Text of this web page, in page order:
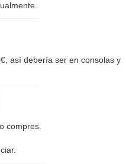
así debería ser en consolas y
compres.